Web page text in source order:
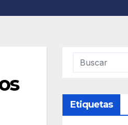
Etiquetas